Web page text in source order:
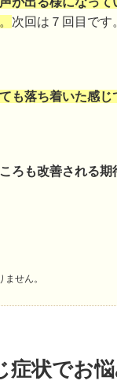
次回は７回目です
も落ち着いた感じ
ろも改善される期
せん。
症状でお